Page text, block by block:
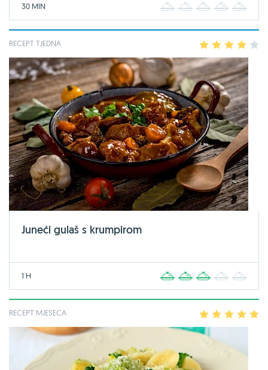
30 MIN 2 3 4
RECEPT TJEDNA 2 3 4
Juneći gulaš s krumpirom
1 H 2 3 4
RECEPT MJESECA 2 3 4